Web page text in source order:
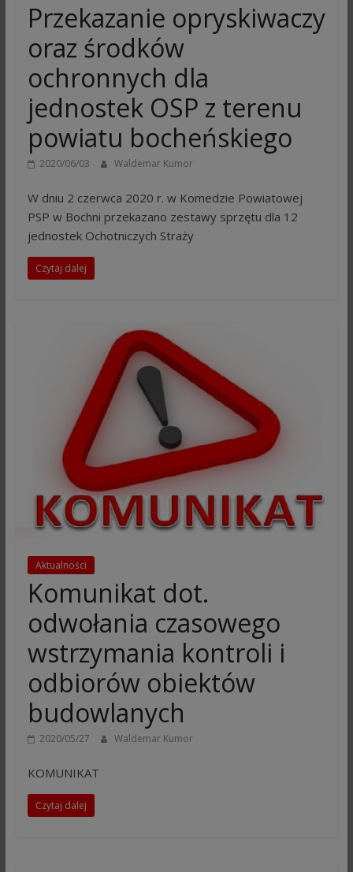
Przekazanie opryskiwaczy
oraz środków
ochronnych dla
jednostek OSP z terenu
powiatu bocheńskiego
2020/06/03 Waldemar Kumor
W dniu 2 czerwca 2020 r. w Komedzie Powiatowej
PSP w Bochni przekazano zestawy sprzętu dla 12
jednostek Ochotniczych Straży
Czytaj dalej
Aktualności
Komunikat dot.
odwołania czasowego
wstrzymania kontroli i
odbiorów obiektów
budowlanych
2020/05/27 Waldemar Kumor
KOMUNIKAT
Czytaj dalej